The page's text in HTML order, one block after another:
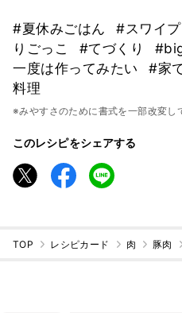
#夏休みごはん #スワイ
りごっこ
#てづくり
一度は作ってみたい
#家
料理
※みやすさのために書式を一部改変し
このレシピをシェアする
TOP レシピカード 肉 豚肉